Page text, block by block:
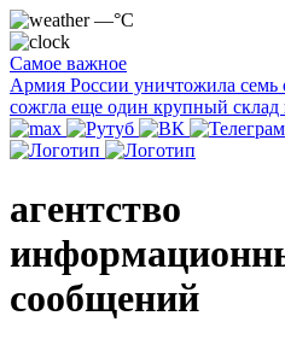
—°C
Самое важное
Армия России уничтожила семь
сожгла еще один крупный склад
агентство
сообщений